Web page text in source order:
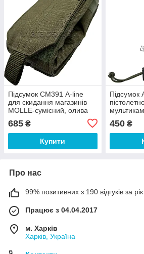
Підсумок СМ391 A-line
для скидання магазинів
MOLLE-сумісний, олива
685 ₴
Купити
Підсумок
мультикам
450₴
Про нас
99% позитивних з 190 відгуків за рік
Працює з 04.04.2017
м. Харків
Харків, Україна